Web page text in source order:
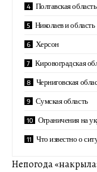
Полтавская область
Николаев и область
Херсон
Кировоградская
Черниговская
Сумская область
Ограничения на
Что известно о
Непогода